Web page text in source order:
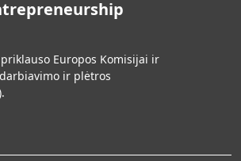
Europos Komisijai ir
ir plėtros